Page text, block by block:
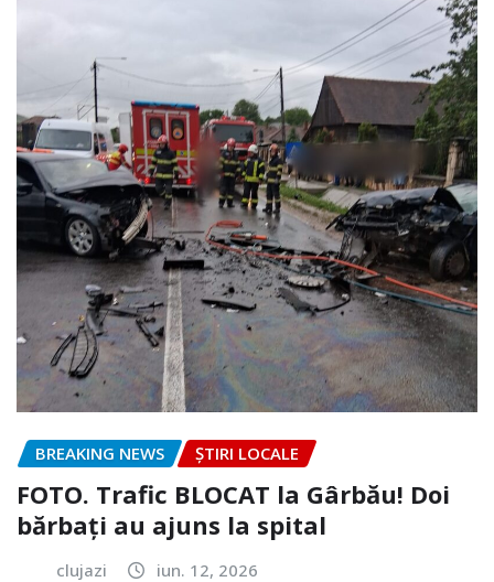
BREAKING NEWS ȘTIRI LOCALE
FOTO. Trafic BLOCAT la Gârbău! Doi
bărbați au ajuns la spital
clujazi iun. 12, 2026